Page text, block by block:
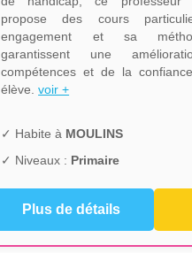
propose des cours
engagement et sa
garantissent une
compétences et de la
élève.voir +
✓ Habite à MOULINS
✓ Niveaux : Primaire
Plus de détails